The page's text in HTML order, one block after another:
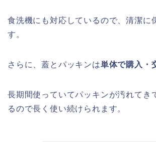
食洗機にも対応しているので、清潔に
す。
さらに、蓋とパッキンは単体で購入・
長期間使っていてパッキンが汚れてき
るので長く使い続けられます。